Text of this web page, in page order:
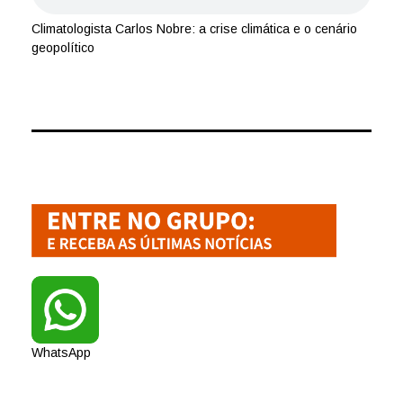
Climatologista Carlos Nobre: a crise climática e o cenário
geopolítico
WhatsApp